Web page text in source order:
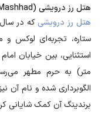
هتل رز درویشی (Rose Darvishi Hotel Mashhad):
هتل رز درویشی
ستاره، تجربه‌ای لوکس
متر) به حرم مطهر
الگوبرداری شده و نام آن
برندینگ آن کمک شایانی